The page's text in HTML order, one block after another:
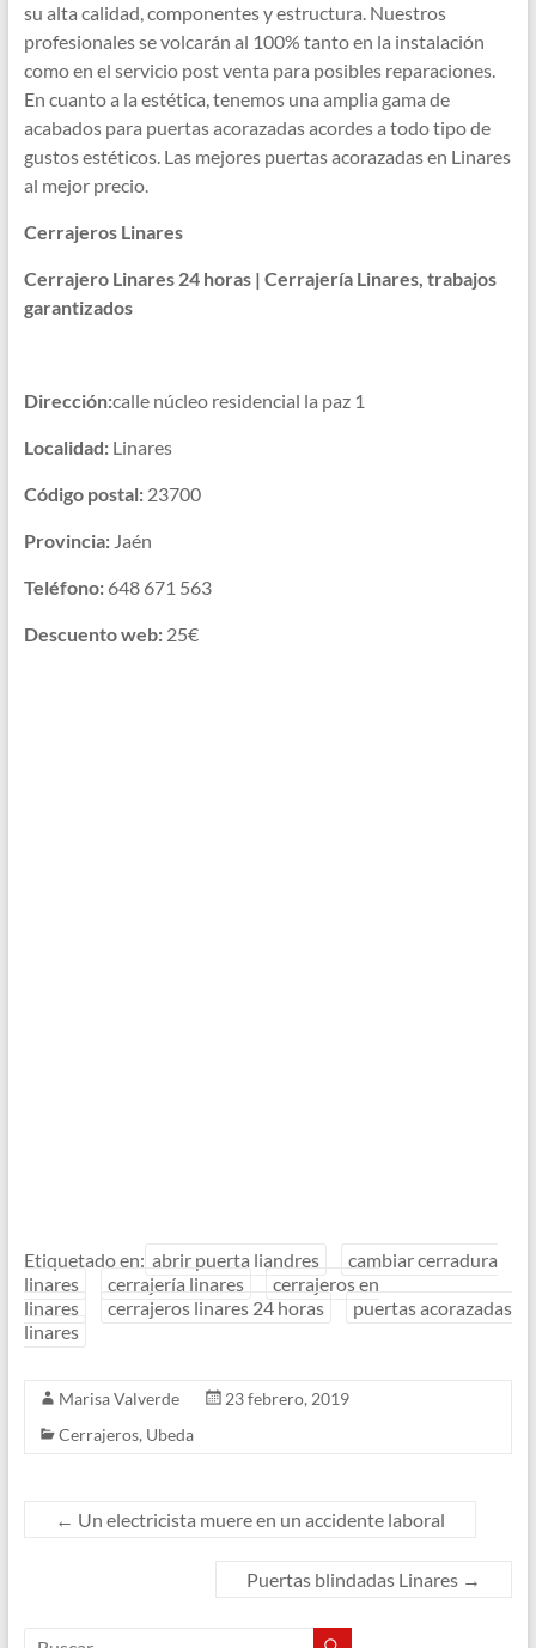
su alta calidad, componentes y estructura. Nuestros
profesionales se volcarán al 100% tanto en la instalación
como en el servicio post venta para posibles reparaciones.
En cuanto a la estética, tenemos una amplia gama de
acabados para puertas acorazadas acordes a todo tipo de
gustos estéticos. Las mejores puertas acorazadas en Linares
al mejor precio.
Cerrajeros Linares
Cerrajero Linares 24 horas | Cerrajería Linares, trabajos
garantizados
Dirección:calle núcleo residencial la paz 1
Localidad:Linares
Código postal:23700
Provincia:Jaén
Teléfono:648 671 563
Descuento web:25€
Etiquetado en: abrir puerta liandres
cambiar cerradura
linares
cerrajería linares
cerrajeros en
linares
cerrajeros linares 24 horas
puertas acorazadas
linares
Marisa Valverde
23 febrero, 2019
Cerrajeros, Ubeda
← Un electricista muere en un accidente laboral
Puertas blindadas Linares →